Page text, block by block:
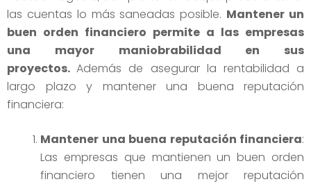
las cuentas lo más saneadas posible. Mantener un
buen orden financiero permite a las empresas
una mayor maniobrabilidad en sus
proyectos.Además de asegurar la rentabilidad a
largo plazo y mantener una buena reputación
financiera:
Mantener una buena reputación financiera:
Las empresas que mantienen un buen orden
financiero tienen una mejor reputación